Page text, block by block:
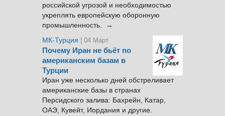
российской угрозой и необходимостью
укреплять европейскую оборонную
промышленность. →
МК-Турция
| 04 Март
Почему Иран не бьёт по
американским базам в
Турции
Иран уже несколько дней обстреливает
американские базы в странах
Персидского залива: Бахрейн, Катар,
ОАЭ, Кувейт, Иордания и другие.